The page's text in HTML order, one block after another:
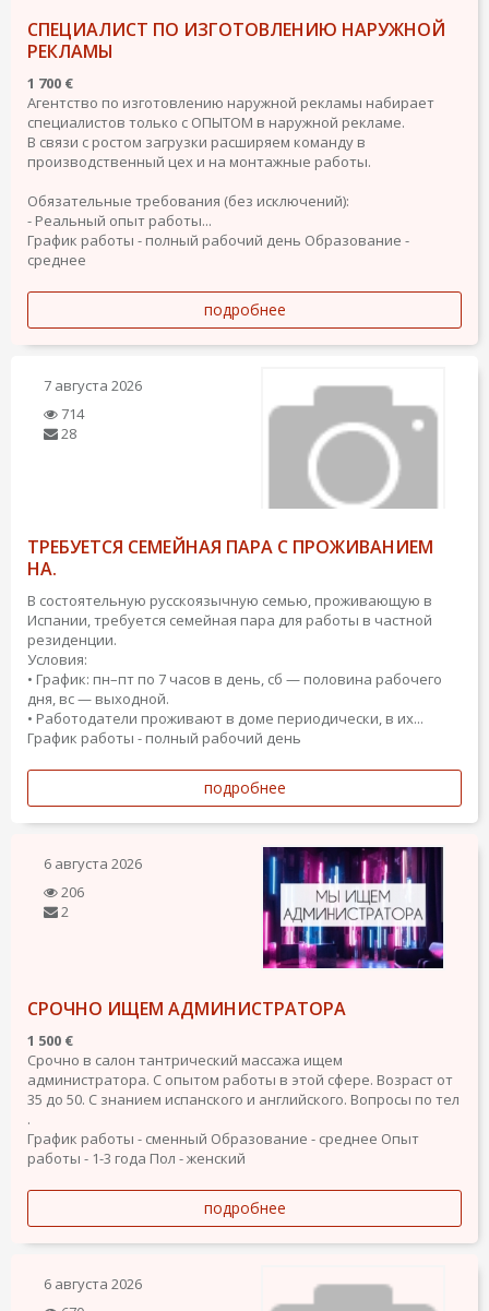
СПЕЦИАЛИСТ ПО ИЗГОТОВЛЕНИЮ НАРУЖНОЙ
РЕКЛАМЫ
1 700 €
Агентство по изготовлению наружной рекламы набирает
специалистов только с ОПЫТОМ в наружной рекламе.
В связи с ростом загрузки расширяем команду в
производственный цех и на монтажные работы.
Обязательные требования (без исключений):
- Реальный опыт работы...
График работы - полный рабочий день Образование -
среднее
подробнее
7 августа 2026
714
28
ТРЕБУЕТСЯ СЕМЕЙНАЯ ПАРА С ПРОЖИВАНИЕМ
НА.
В состоятельную русскоязычную семью, проживающую в
Испании, требуется семейная пара для работы в частной
резиденции.
Условия:
• График: пн–пт по 7 часов в день, сб — половина рабочего
дня, вс — выходной.
• Работодатели проживают в доме периодически, в их...
График работы - полный рабочий день
подробнее
6 августа 2026
206
2
СРОЧНО ИЩЕМ АДМИНИСТРАТОРА
1 500 €
Срочно в салон тантрический массажа ищем
администратора. С опытом работы в этой сфере. Возраст от
35 до 50. С знанием испанского и английского. Вопросы по тел
.
График работы - сменный Образование - среднее Опыт
работы - 1-3 года Пол - женский
подробнее
6 августа 2026